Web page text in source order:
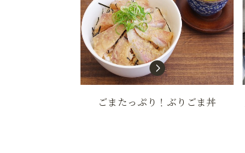
ごまたっぷり！ぶりごま丼